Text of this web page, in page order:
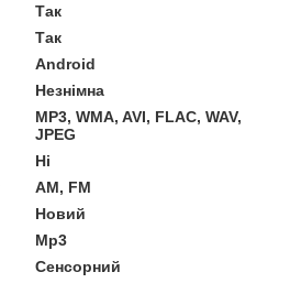
Так
Так
Android
Незнімна
MP3, WMA, AVI, FLAC, WAV,
JPEG
Ні
AM, FM
Новий
Mp3
Сенсорний